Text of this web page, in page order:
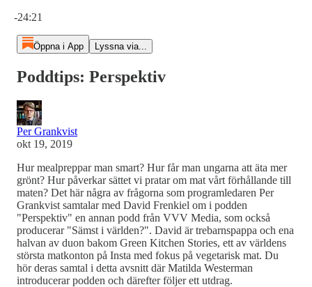
-24:21
Öppna i App Lyssna via...
Poddtips: Perspektiv
Per Grankvist
okt 19, 2019
Hur mealpreppar man smart? Hur får man ungarna att äta mer
grönt? Hur påverkar sättet vi pratar om mat vårt förhållande till
maten? Det här några av frågorna som programledaren Per
Grankvist samtalar med David Frenkiel om i podden
"Perspektiv" en annan podd från VVV Media, som också
producerar "Sämst i världen?". David är trebarnspappa och ena
halvan av duon bakom Green Kitchen Stories, ett av världens
största matkonton på Insta med fokus på vegetarisk mat. Du
hör deras samtal i detta avsnitt där Matilda Westerman
introducerar podden och därefter följer ett utdrag.